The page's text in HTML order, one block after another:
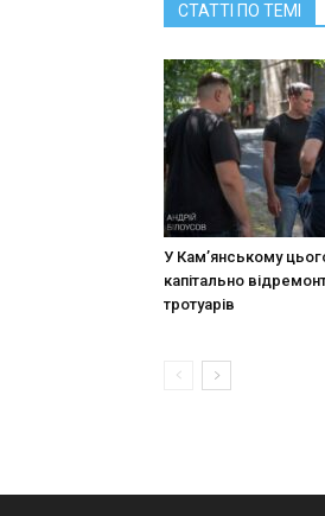
СТАТТІ ПО ТЕМІ
У Кам’янському
капітально
тротуарів